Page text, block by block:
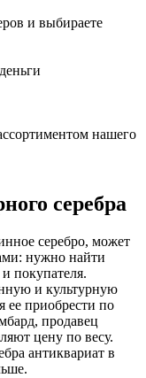
и выбираете
нашего
серебра
серебро, может
нужно найти
покупателя.
и культурную
ее приобрести по
продавец
цену по весу.
антиквариат в